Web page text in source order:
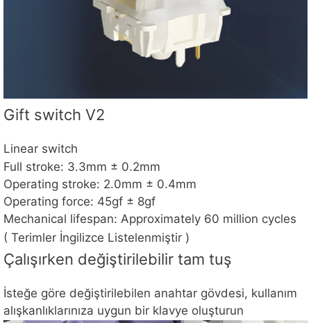
Gift switch V2
Linear switch
Full stroke: 3.3mm ± 0.2mm
Operating stroke: 2.0mm ± 0.4mm
Operating force: 45gf ± 8gf
Mechanical lifespan: Approximately 60 million cycles
( Terimler İngilizce Listelenmiştir )
Çalışırken değiştirilebilir tam tuş
İsteğe göre değiştirilebilen anahtar gövdesi, kullanım
alışkanlıklarınıza uygun bir klavye oluşturun